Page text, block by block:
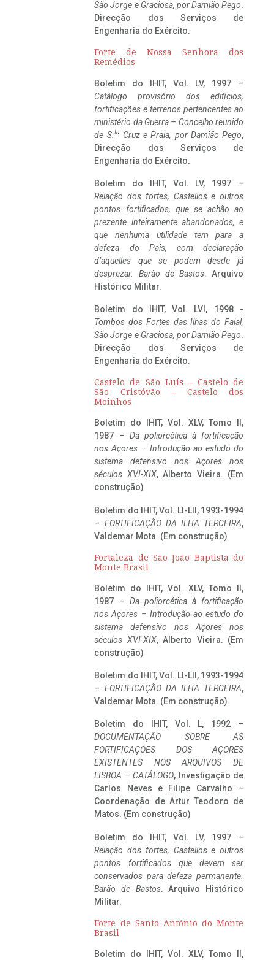
São Jorge e Graciosa, por Damião Pego.
Direcção dos Serviços de
Engenharia do Exército.
Forte de Nossa Senhora dos
Remédios
Boletim do IHIT, Vol. LV, 1997 –
Catálogo provisório dos edificios,
fortificações e terrenos pertencentes ao
ministério da Guerra – Concelho reunido
de S. ta Cruz e Praia, por Damião Pego,
Direcção dos Serviços de
Engenharia do Exército.
Boletim do IHIT, Vol. LV, 1997 –
Relação dos fortes, Castellos e outros
pontos fortificados, que se achão ao
prezente inteiramente abandonados, e
que nenhuma utilidade tem para a
defeza do Pais, com declaração
d’aquelles que se podem desde já
desprezar. Barão de Bastos. Arquivo
Histórico Militar.
Boletim do IHIT, Vol. LVI, 1998 -
Tombos dos Fortes das Ilhas do Faial,
São Jorge e Graciosa, por Damião Pego.
Direcção dos Serviços de
Engenharia do Exército.
Castelo de São Luís – Castelo de
São Cristóvão – Castelo dos
Moinhos
Boletim do IHIT, Vol. XLV, Tomo II,
1987 – Da poliorcética à fortificação
nos Açores – Introdução ao estudo do
sistema defensivo nos Açores nos
séculos XVI-XIX, Alberto Vieira. (Em
construção)
Boletim do IHIT, Vol. LI-LII, 1993-1994
– FORTIFICAÇÃO DA ILHA TERCEIRA,
Valdemar Mota. (Em construção)
Fortaleza de São João Baptista do
Monte Brasil
Boletim do IHIT, Vol. XLV, Tomo II,
1987 – Da poliorcética à fortificação
nos Açores – Introdução ao estudo do
sistema defensivo nos Açores nos
séculos XVI-XIX, Alberto Vieira. (Em
construção)
Boletim do IHIT, Vol. LI-LII, 1993-1994
– FORTIFICAÇÃO DA ILHA TERCEIRA,
Valdemar Mota. (Em construção)
Boletim do IHIT, Vol. L, 1992 –
DOCUMENTAÇÃO SOBRE AS
FORTIFICAÇÕES DOS AÇORES
EXISTENTES NOS ARQUIVOS DE
LISBOA – CATÁLOGO, Investigação de
Carlos Neves e Filipe Carvalho –
Coordenação de Artur Teodoro de
Matos. (Em construção)
Boletim do IHIT, Vol. LV, 1997 –
Relação dos fortes, Castellos e outros
pontos fortificados que devem ser
conservados para defeza permanente.
Barão de Bastos. Arquivo Histórico
Militar.
Forte de Santo António do Monte
Brasil
Boletim do IHIT, Vol. XLV, Tomo II,